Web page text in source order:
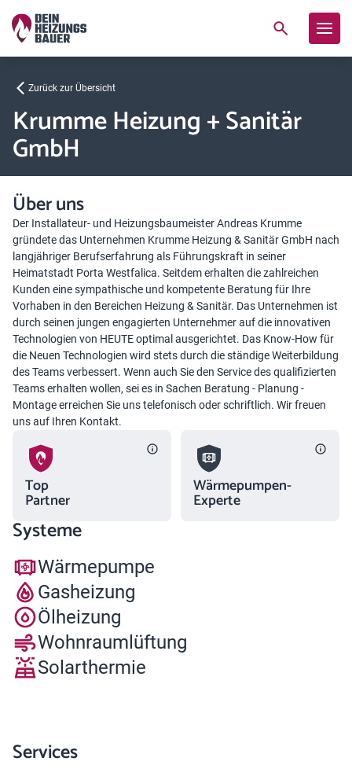
Zurück zur Übersicht
Krumme Heizung + Sanitär
GmbH
Über uns
Der Installateur- und Heizungsbaumeister Andreas Krumme
gründete das Unternehmen Krumme Heizung & Sanitär GmbH nach
langjähriger Berufserfahrung als Führungskraft in seiner
Heimatstadt Porta Westfalica. Seitdem erhalten die zahlreichen
Kunden eine sympathische und kompetente Beratung für Ihre
Vorhaben in den Bereichen Heizung & Sanitär. Das Unternehmen ist
durch seinen jungen engagierten Unternehmer auf die innovativen
Technologien von HEUTE optimal ausgerichtet. Das Know-How für
die Neuen Technologien wird stets durch die ständige Weiterbildung
des Teams verbessert. Wenn auch Sie den Service des qualifizierten
Teams erhalten wollen, sei es in Sachen Beratung - Planung -
Montage erreichen Sie uns telefonisch oder schriftlich. Wir freuen
uns auf Ihren Kontakt.
Top
Partner
Wärmepumpen-
Experte
Systeme
Wärmepumpe
Gasheizung
Ölheizung
Wohnraumlüftung
Solarthermie
Services